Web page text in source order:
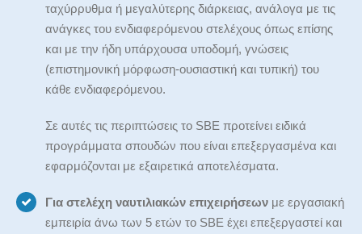
ταχύρρυθμα ή μεγαλύτερης διάρκειας, ανάλογα με τις
ανάγκες του ενδιαφερόμενου στελέχους όπως επίσης
και με την ήδη υπάρχουσα υποδομή, γνώσεις
(επιστημονική μόρφωση-ουσιαστική και τυπική) του
κάθε ενδιαφερόμενου.
Σε αυτές τις περιπτώσεις το SBE προτείνει ειδικά
προγράμματα σπουδών που είναι επεξεργασμένα και
εφαρμόζονται με εξαιρετικά αποτελέσματα.
Για στελέχη ναυτιλιακών επιχειρήσεων με εργασιακή
εμπειρία άνω των 5 ετών το SBE έχει επεξεργαστεί και